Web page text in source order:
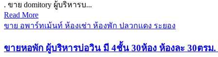
. ขาย domitory ผู้บริหารบ...
Read More
ขาย อพาร์ทเม้นท์ ห้องเช่า ห้องพัก ปลวกแดง ระยอง
ขายหอพัก ผู้บริหารบ่อวิน มี 4ชั้น 30ห้อง ห้องละ 30ตรม